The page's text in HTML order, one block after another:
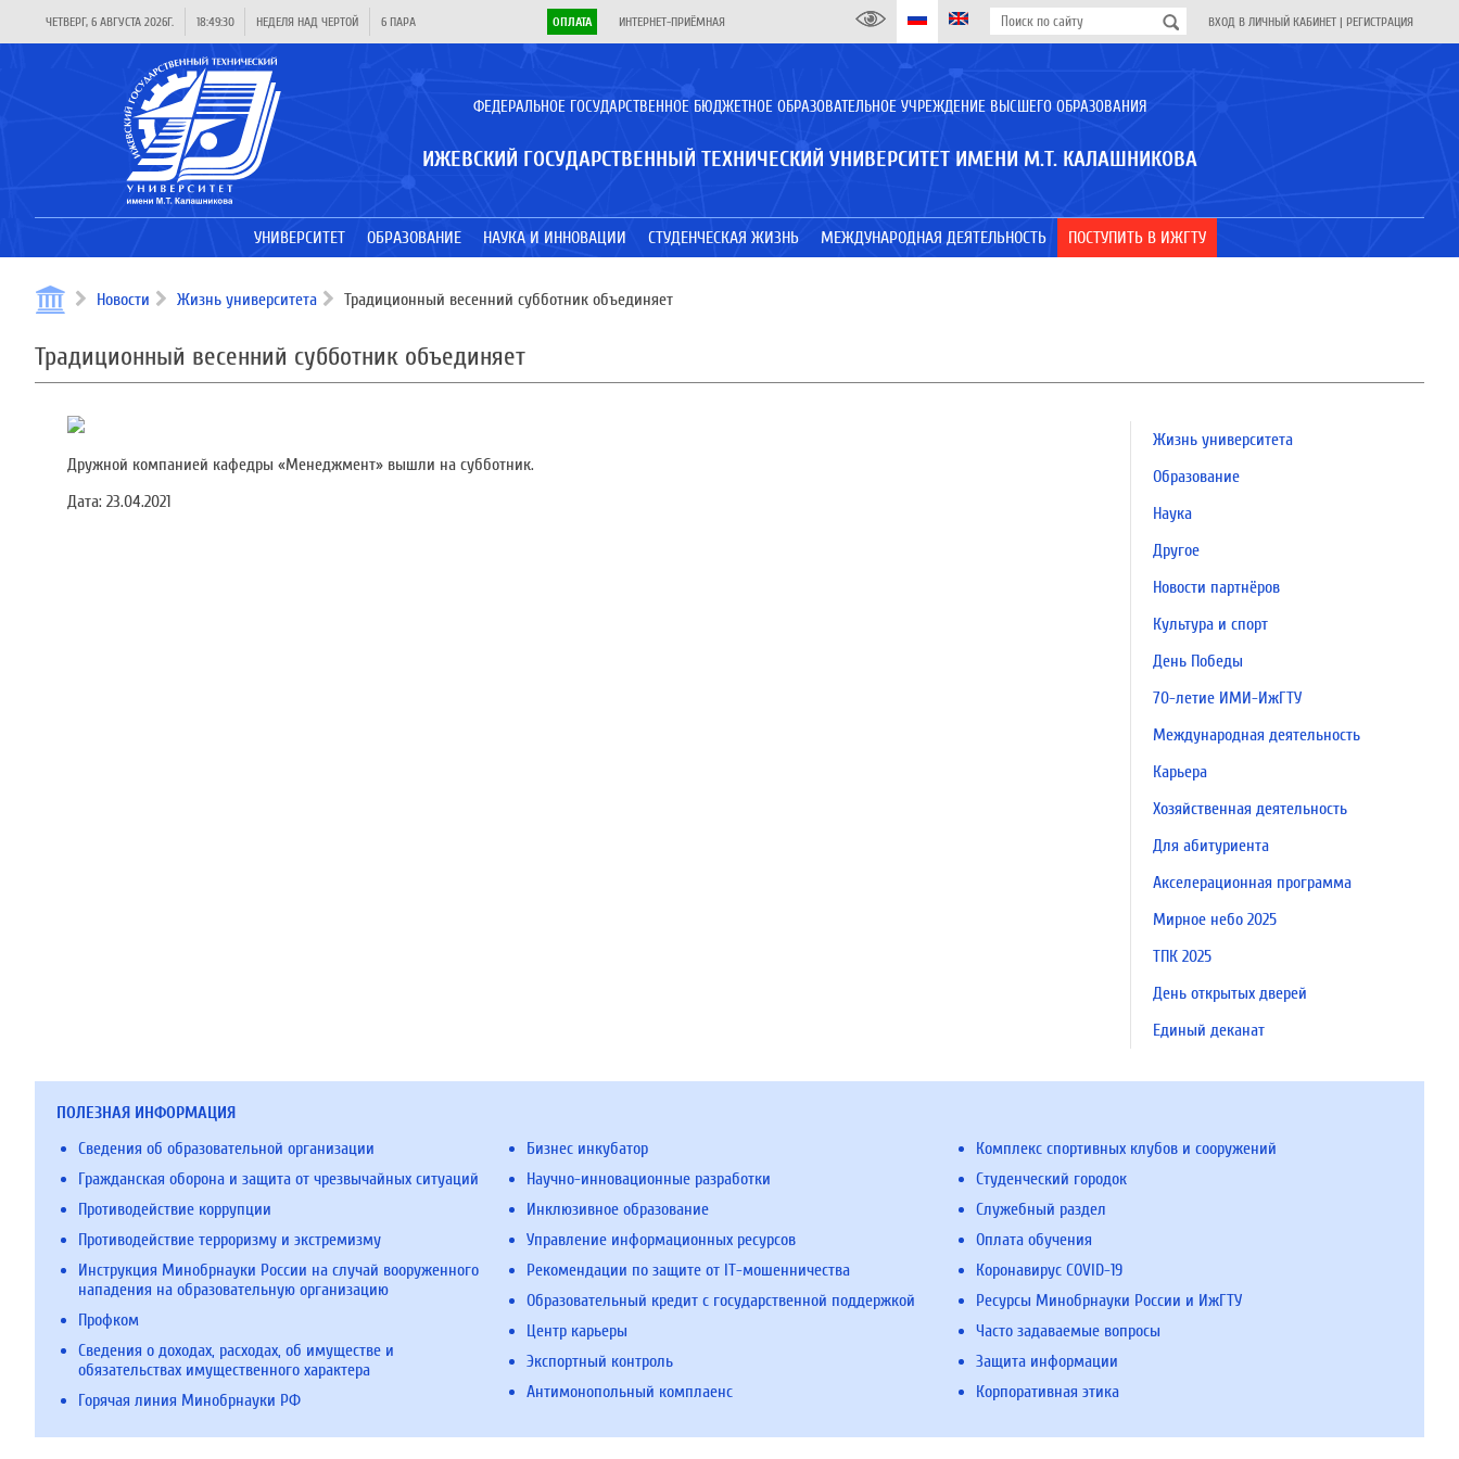
ЧЕТВЕРГ, 6 АВГУСТА 2026Г. 18:49:30 НЕДЕЛЯ НАД ЧЕРТОЙ 6 ПАРА ОПЛАТА ИНТЕРНЕТ-ПРИЁМНАЯ ВХОД В ЛИЧНЫЙ КАБИНЕТ | РЕГИСТРАЦИЯ
ФЕДЕРАЛЬНОЕ ГОСУДАРСТВЕННОЕ БЮДЖЕТНОЕ ОБРАЗОВАТЕЛЬНОЕ УЧРЕЖДЕНИЕ ВЫСШЕГО ОБРАЗОВАНИЯ
ИЖЕВСКИЙ ГОСУДАРСТВЕННЫЙ ТЕХНИЧЕСКИЙ УНИВЕРСИТЕТ ИМЕНИ М.Т. КАЛАШНИКОВА
УНИВЕРСИТЕТ ОБРАЗОВАНИЕ НАУКА И ИННОВАЦИИ СТУДЕНЧЕСКАЯ ЖИЗНЬ МЕЖДУНАРОДНАЯ ДЕЯТЕЛЬНОСТЬ ПОСТУПИТЬ В ИЖГТУ
Новости Жизнь университета Традиционный весенний субботник объединяет
Традиционный весенний субботник объединяет
Дружной компанией кафедры «Менеджмент» вышли на субботник.
Дата: 23.04.2021
Жизнь университета
Образование
Наука
Другое
Новости партнёров
Культура и спорт
День Победы
70-летие ИМИ-ИжГТУ
Международная деятельность
Карьера
Хозяйственная деятельность
Для абитуриента
Акселерационная программа
Мирное небо 2025
ТПК 2025
День открытых дверей
Единый деканат
ПОЛЕЗНАЯ ИНФОРМАЦИЯ
Сведения об образовательной организации
Гражданская оборона и защита от чрезвычайных ситуаций
Противодействие коррупции
Противодействие терроризму и экстремизму
Инструкция Минобрнауки России на случай вооруженного
нападения на образовательную организацию
Профком
Сведения о доходах, расходах, об имуществе и
обязательствах имущественного характера
Горячая линия Минобрнауки РФ
Бизнес инкубатор
Научно-инновационные разработки
Инклюзивное образование
Управление информационных ресурсов
Рекомендации по защите от IT-мошенничества
Образовательный кредит с государственной поддержкой
Центр карьеры
Экспортный контроль
Антимонопольный комплаенс
Комплекс спортивных клубов и сооружений
Студенческий городок
Служебный раздел
Оплата обучения
Коронавирус COVID-19
Ресурсы Минобрнауки России и ИжГТУ
Часто задаваемые вопросы
Защита информации
Корпоративная этика